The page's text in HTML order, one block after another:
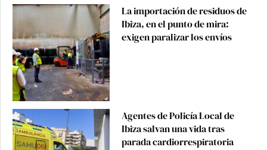
La importación de residuos de
Ibiza, en el punto de mira:
exigen paralizar los envíos
Agentes de Policía Local de
Ibiza salvan una vida tras
parada cardiorrespiratoria